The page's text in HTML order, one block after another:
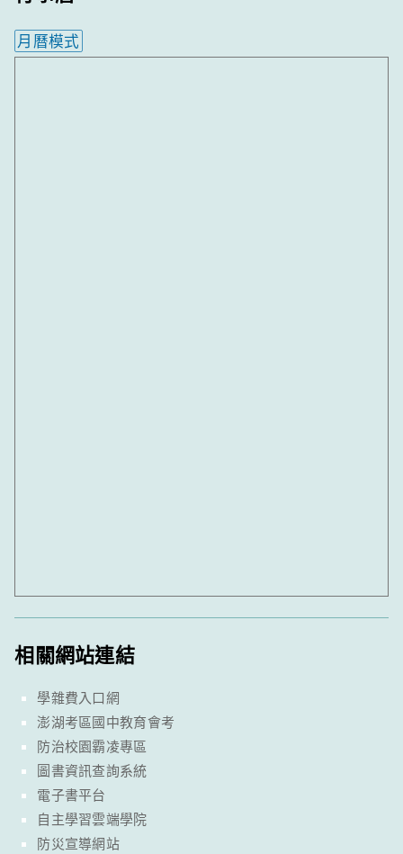
月曆模式
相關網站連結
學雜費入口網
澎湖考區國中教育會考
防治校園霸凌專區
圖書資訊查詢系統
電子書平台
自主學習雲端學院
防災宣導網站